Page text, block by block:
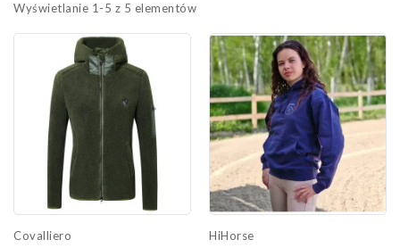
Wyświetlanie 1-5 z 5 elementów
Covalliero
HiHorse